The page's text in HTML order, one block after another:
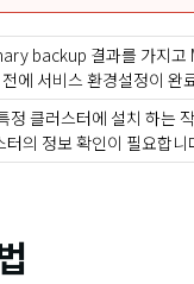
backup 결과를 가지고
에 서비스 환경설정이 완
정 클러스터에 설치 하는
터의 정보 확인이 필요합니